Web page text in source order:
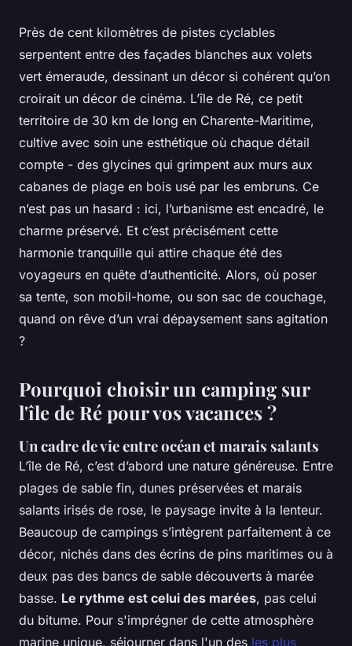
Près de cent kilomètres de pistes cyclables
serpentent entre des façades blanches aux volets
vert émeraude, dessinant un décor si cohérent qu’on
croirait un décor de cinéma. L’île de Ré, ce petit
territoire de 30 km de long en Charente-Maritime,
cultive avec soin une esthétique où chaque détail
compte - des glycines qui grimpent aux murs aux
cabanes de plage en bois usé par les embruns. Ce
n’est pas un hasard : ici, l’urbanisme est encadré, le
charme préservé. Et c’est précisément cette
harmonie tranquille qui attire chaque été des
voyageurs en quête d’authenticité. Alors, où poser
sa tente, son mobil-home, ou son sac de couchage,
quand on rêve d’un vrai dépaysement sans agitation
?
Pourquoi choisir un camping sur
l'île de Ré pour vos vacances ?
Un cadre de vie entre océan et marais salants
L’île de Ré, c’est d’abord une nature généreuse. Entre
plages de sable fin, dunes préservées et marais
salants irisés de rose, le paysage invite à la lenteur.
Beaucoup de campings s’intègrent parfaitement à ce
décor, nichés dans des écrins de pins maritimes ou à
deux pas des bancs de sable découverts à marée
basse. Le rythme est celui des marées, pas celui
du bitume. Pour s'imprégner de cette atmosphère
marine unique, séjourner dans l'un des les plus